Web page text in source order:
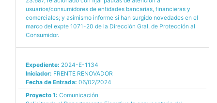
usuarios/consumidores de entidades bancarias, financieras y
comerciales; y asimismo informe si han surgido novedades en el
marco del expte 1071-20 de la Dirección Gral. de Protección al
Consumidor.
Expediente: 2024-E-1134
Iniciador: FRENTE RENOVADOR
Fecha de Entrada: 06/02/2024
Proyecto 1: Comunicación